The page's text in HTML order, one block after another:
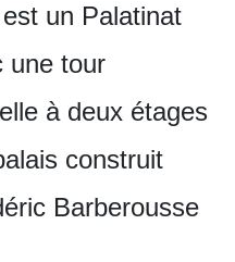
un Palatinat
une tour
à deux étages
construit
Barberousse